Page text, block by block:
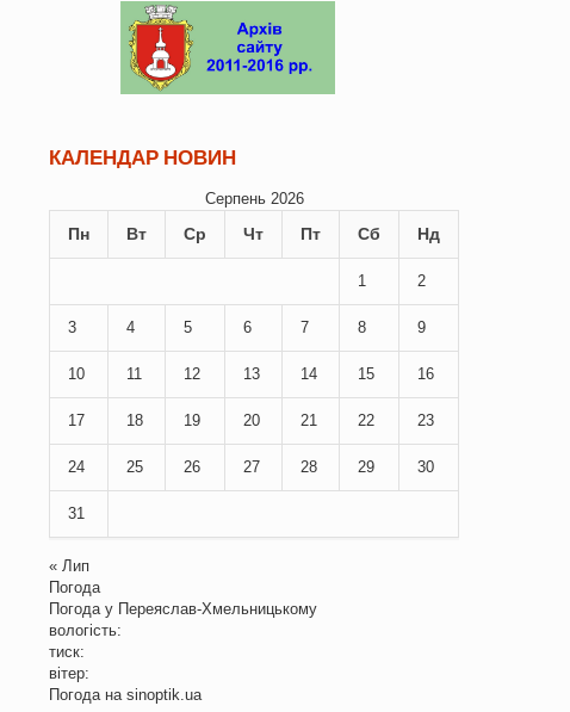
КАЛЕНДАР НОВИН
Серпень 2026
Пн Вт Ср Чт Пт Сб Нд
1 2
3 4 5 6 7 8 9
10 11 12 13 14 15 16
17 18 19 20 21 22 23
24 25 26 27 28 29 30
31
« Лип
Погода
Погода у Переяслав-Хмельницькому
вологість:
тиск:
вітер:
Погода на sinoptik.ua